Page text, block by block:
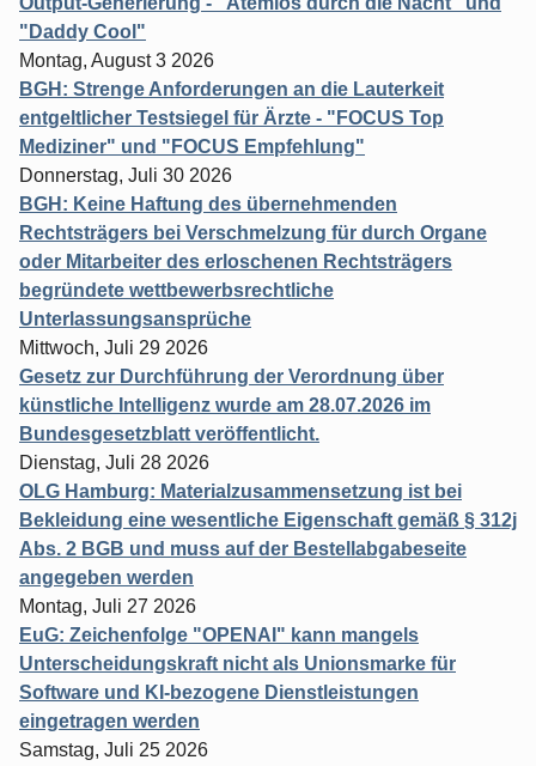
"Daddy Cool"
Montag, August 3 2026
BGH: Strenge Anforderungen an die Lauterkeit
entgeltlicher Testsiegel für Ärzte - "FOCUS Top
Mediziner" und "FOCUS Empfehlung"
Donnerstag, Juli 30 2026
BGH: Keine Haftung des übernehmenden
Rechtsträgers bei Verschmelzung für durch Organe
oder Mitarbeiter des erloschenen Rechtsträgers
begründete wettbewerbsrechtliche
Unterlassungsansprüche
Mittwoch, Juli 29 2026
Gesetz zur Durchführung der Verordnung über
künstliche Intelligenz wurde am 28.07.2026 im
Bundesgesetzblatt veröffentlicht.
Dienstag, Juli 28 2026
OLG Hamburg: Materialzusammensetzung ist bei
Bekleidung eine wesentliche Eigenschaft gemäß § 312j
Abs. 2 BGB und muss auf der Bestellabgabeseite
angegeben werden
Montag, Juli 27 2026
EuG: Zeichenfolge "OPENAI" kann mangels
Unterscheidungskraft nicht als Unionsmarke für
Software und KI-bezogene Dienstleistungen
eingetragen werden
Samstag, Juli 25 2026